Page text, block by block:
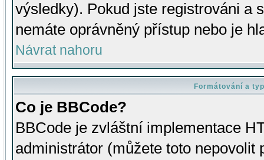
výsledky). Pokud jste registrováni a
nemáte oprávněný přístup nebo je
Návrat nahoru
Formátování a
Co je BBCode?
BBCode je zvláštní implementace
administrátor (můžete toto